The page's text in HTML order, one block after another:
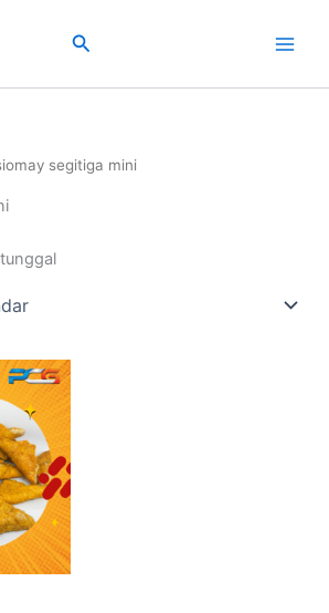
Cari
segitiga mini
Harga
saat
ini
adalah:
Rp100.000.